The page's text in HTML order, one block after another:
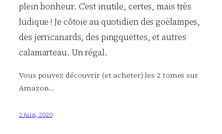
plein bonheur. C’est inutile, certes, mais très
ludique ! Je côtoie au quotidien des goëlampes,
des jerricanards, des pingquettes, et autres
calamarteau. Un régal.
Vous pouvez découvrir (et acheter) les 2 tomes sur
Amazon…
2 juin, 2020